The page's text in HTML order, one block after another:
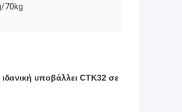
70kg
υποβάλλει CTK32 σε